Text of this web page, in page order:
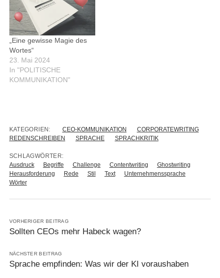
„Eine gewisse Magie des
Wortes“
23. Mai 2024
In "POLITISCHE
KOMMUNIKATION"
KATEGORIEN: CEO-KOMMUNIKATION
CORPORATEWRITING
REDENSCHREIBEN
SPRACHE SPRACHKRITIK
SCHLAGWÖRTER:
Ausdruck
Begriffe Challenge Contentwriting
Ghostwriting
Herausforderung
Rede Stil Text
Unternehmenssprache
Wörter
VORHERIGER BEITRAG
Sollten CEOs mehr Habeck wagen?
NÄCHSTER BEITRAG
Sprache empfinden: Was wir der KI voraushaben